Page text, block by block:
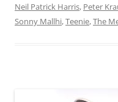
Neil Patrick Harris, Peter
Sonny Mallhi,Teenie,The